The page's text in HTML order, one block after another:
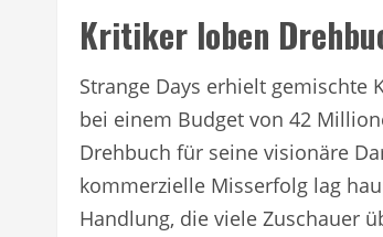
Kritiker loben
Strange Days erhielt gemischte
bei einem Budget von 42
Drehbuch für seine visionäre
kommerzielle Misserfolg lag
Handlung, die viele Zuschauer